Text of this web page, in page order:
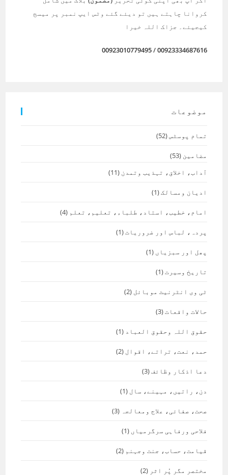
کروانا چاہتے ہیں تو دیئے گئے وٹس ایپ نمبر پر میسج
کیجیئے۔ جزاک اللہ خیرا
00923334687616
/
00923010779495
موضوعات
تمام پوسٹس(52)
مضامین (53)
آداب، اخلاق، تہذیب وتمدن (11)
ادیان ومسالک(1)
امام، خطیب، استاد، طلباء، تعلیم، تعلم (4)
پردہ، لباس اور ضروریات(1)
پھل اور سبزیاں (1)
تاریخ وسیرت(1)
ٹی وی انٹرنیٹ موبائل (2)
حالات واقعات(3)
حقوق اللہ وحقوق العباد (1)
حمد، نعت، تراتے، اقوال (2)
دعا اذکار وظائف(3)
دن، راتیں، مہینے، سال (1)
صحت، صفائی، علاج ومعالجہ (3)
فلاحی ورفاہی سرگرمیاں (1)
قیامت، حساب، جنت وجہنم (2)
مختصر مگر پُر اثر (2)